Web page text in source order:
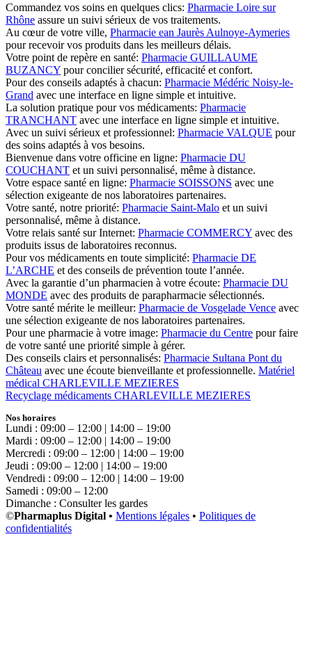
Commandez vos soins en quelques clics: Pharmacie Loire sur
Rhône assure un suivi sérieux de vos traitements.
Au cœur de votre ville, Pharmacie ean Jaurès Aulnoye-Aymeries
pour recevoir vos produits dans les meilleurs délais.
Votre point de repère en santé: Pharmacie GUILLAUME
BUZANCY pour concilier sécurité, efficacité et confort.
Pour des conseils adaptés à chacun: Pharmacie Médéric Noisy-le-
Grand avec une interface en ligne simple et intuitive.
La solution pratique pour vos médicaments: Pharmacie
TRANCHANT avec une interface en ligne simple et intuitive.
Avec un suivi sérieux et professionnel: Pharmacie VALQUE pour
des soins adaptés à vos besoins.
Bienvenue dans votre officine en ligne: Pharmacie DU
COUCHANT et un suivi personnalisé, même à distance.
Votre espace santé en ligne: Pharmacie SOISSONS avec une
sélection exigeante de nos laboratoires partenaires.
Votre santé, notre priorité: Pharmacie Saint-Malo et un suivi
personnalisé, même à distance.
Votre relais santé sur Internet: Pharmacie COMMERCY avec des
produits issus de laboratoires reconnus.
Pour vos médicaments en toute simplicité: Pharmacie DE
L’ARCHE et des conseils de prévention toute l’année.
Avec la garantie d’un pharmacien à votre écoute: Pharmacie DU
MONDE avec des produits de parapharmacie sélectionnés.
Votre santé mérite le meilleur: Pharmacie de Vosgelade Vence avec
une sélection exigeante de nos laboratoires partenaires.
Pour une pharmacie à votre image: Pharmacie du Centre pour faire
de votre santé une priorité simple à gérer.
Des conseils clairs et personnalisés: Pharmacie Sultana Pont du
Château avec une écoute bienveillante et professionnelle. Matériel
médical CHARLEVILLE MEZIERES
Recyclage médicaments CHARLEVILLE MEZIERES
Nos horaires
Lundi : 09:00 – 12:00 | 14:00 – 19:00
Mardi : 09:00 – 12:00 | 14:00 – 19:00
Mercredi : 09:00 – 12:00 | 14:00 – 19:00
Jeudi : 09:00 – 12:00 | 14:00 – 19:00
Vendredi : 09:00 – 12:00 | 14:00 – 19:00
Samedi : 09:00 – 12:00
Dimanche : Consulter les gardes
©Pharmaplus Digital • Mentions légales • Politiques de
confidentialités